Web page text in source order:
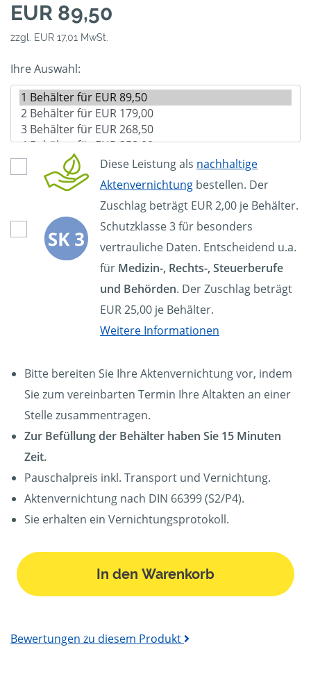
EUR 89,50
zzgl. EUR 17,01 MwSt.
Ihre Auswahl:
Diese Leistung als nachhaltige
Aktenvernichtung bestellen. Der
Zuschlag beträgt EUR 2,00 je Behälter.
Schutzklasse 3 für besonders
vertrauliche Daten. Entscheidend u.a.
für Medizin-, Rechts-, Steuerberufe
und Behörden. Der Zuschlag beträgt
EUR 25,00 je Behälter.
Weitere Informationen
Bitte bereiten Sie Ihre Aktenvernichtung vor, indem
Sie zum vereinbarten Termin Ihre Altakten an einer
Stelle zusammentragen.
Zur Befüllung der Behälter haben Sie 15 Minuten
Zeit.
Pauschalpreis inkl. Transport und Vernichtung.
Aktenvernichtung nach DIN 66399 (S2/P4).
Sie erhalten ein Vernichtungsprotokoll.
In den Warenkorb
Bewertungen zu diesem Produkt